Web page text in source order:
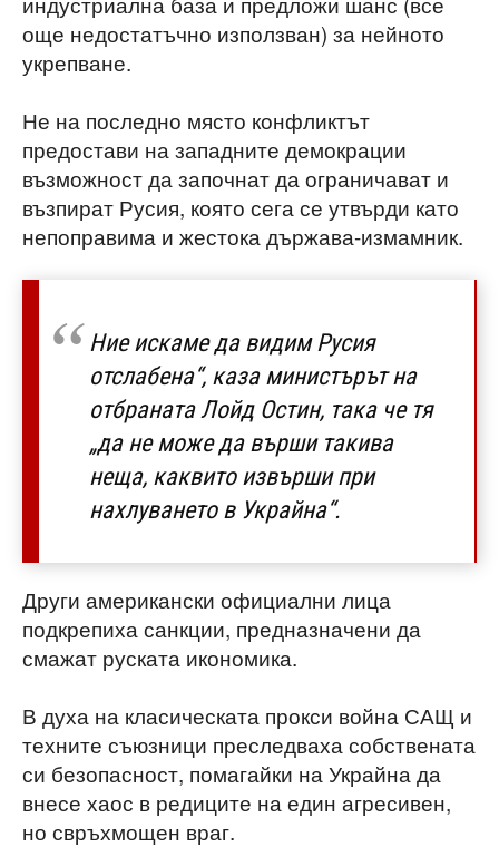
още недостатъчно използван) за нейното
укрепване.
Не на последно място конфликтът
предостави на западните демокрации
възможност да започнат да ограничават и
възпират Русия, която сега се утвърди като
непоправима и жестока държава-измамник.
Ние искаме да видим Русия
отслабена“, каза министърът на
отбраната Лойд Остин, така че тя
„да не може да върши такива
неща, каквито извърши при
нахлуването в Украйна“.
Други американски официални лица
подкрепиха санкции, предназначени да
смажат руската икономика.
В духа на класическата прокси война САЩ и
техните съюзници преследваха собствената
си безопасност, помагайки на Украйна да
внесе хаос в редиците на един агресивен,
но свръхмощен враг.